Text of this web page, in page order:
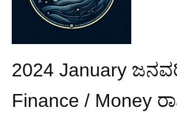
2024 January
Finance / Money